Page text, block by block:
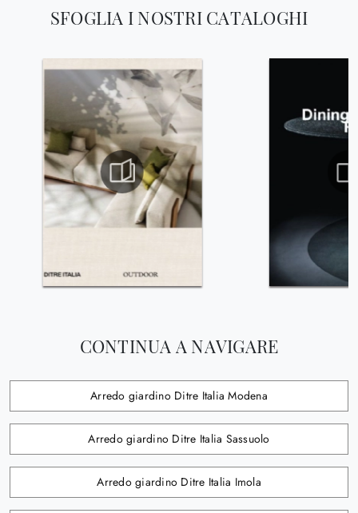
SFOGLIA I NOSTRI CATALOGHI
CONTINUA A NAVIGARE
Arredo giardino Ditre Italia Modena
Arredo giardino Ditre Italia Sassuolo
Arredo giardino Ditre Italia Imola